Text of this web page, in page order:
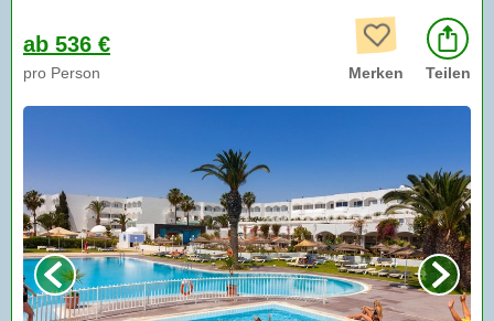
ab 536 €
pro Person Merken Teilen